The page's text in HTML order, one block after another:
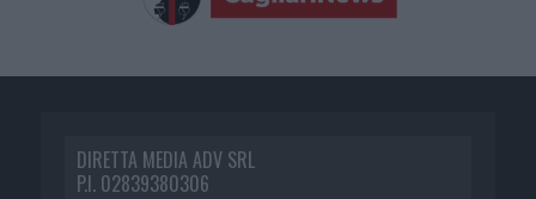
DIRETTA MEDIA ADV SRL
P.I. 02839380306